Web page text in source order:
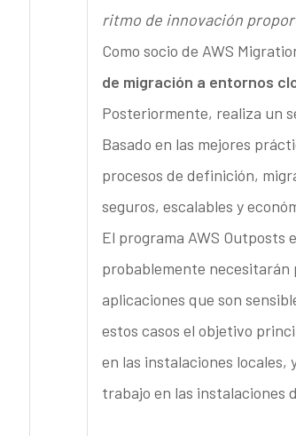
ritmo de innovación
Como socio de AWS
de migración a entornos
Posteriormente, realiza un
Basado en las mejores
procesos de definición,
seguros, escalables y
El programa AWS Outposts
probablemente necesitarán
aplicaciones que son
estos casos el objetivo
en las instalaciones
trabajo en las instalaciones